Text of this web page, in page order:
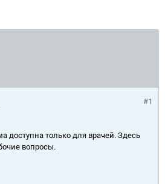
#1
доступна только для врачей. Здесь
вопросы.